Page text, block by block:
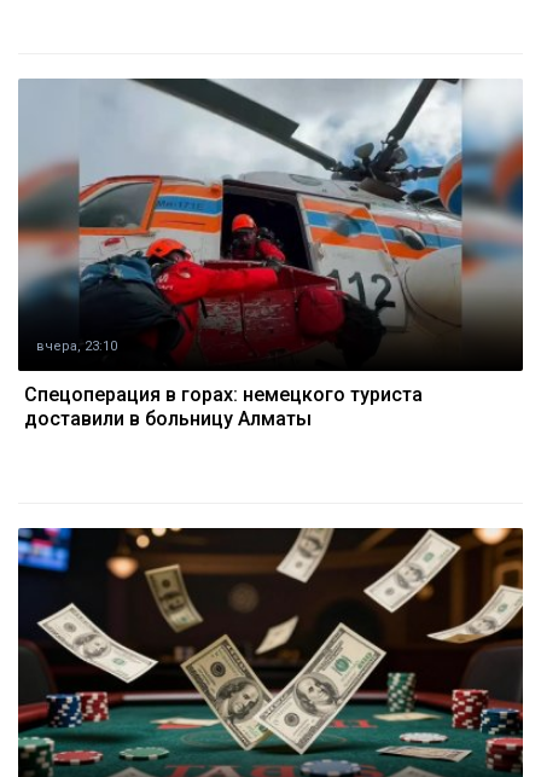
вчера, 23:10
Спецоперация в горах: немецкого туриста
доставили в больницу Алматы